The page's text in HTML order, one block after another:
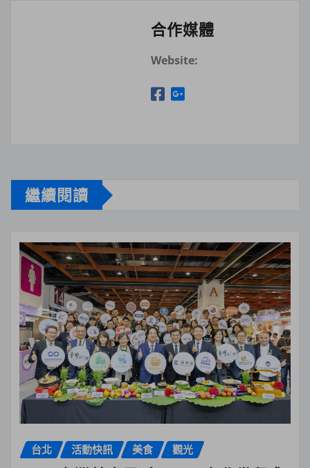
合作媒體
Website:
繼續閱讀
台北 活動快訊 美食 觀光